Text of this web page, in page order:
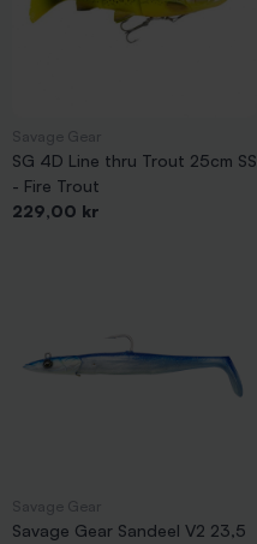
SG 4D Line thru Trout 25cm SS
- Fire Trout
Pris
229,00 kr
Savage Gear Sandeel V2 23,5